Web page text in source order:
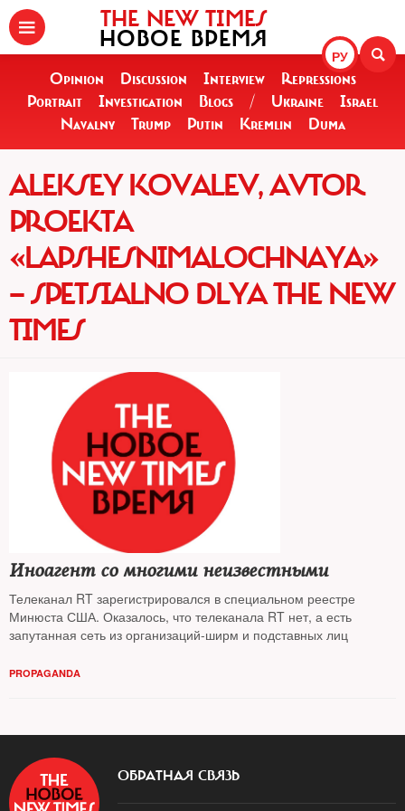
РУ
THE NEW TIMES
НОВОЕ ВРЕМЯ
Opinion Discussion Interview
Repressions
Portrait
Investigation Blogs / Ukraine
Israel
Navalny
Trump Putin Kremlin Duma
ALEKSEY KOVALEV, AVTOR
PROEKTA
«LAPSHESNIMALOCHNAYA»
— SPETSIALNO DLYA THE NEW
TIMES
Иноагент со многими неизвестными
Телеканал RT зарегистрировался в специальном реестре
Минюста США. Оказалось, что телеканала RT нет, а есть
запутанная сеть из организаций-ширм и подставных лиц
PROPAGANDA
ОБРАТНАЯ СВЯЗЬ